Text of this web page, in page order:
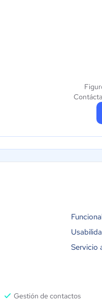
Servicio
Gestión de contactos